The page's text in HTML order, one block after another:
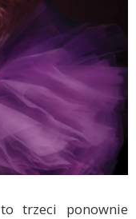
to trzeci ponownie